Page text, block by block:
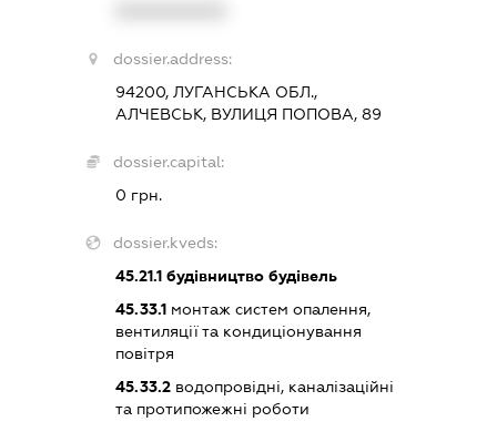
dossier.address:
94200, ЛУГАНСЬКА ОБЛ.,
АЛЧЕВСЬК, ВУЛИЦЯ ПОПОВА, 89
dossier.capital:
0 грн.
dossier.kveds:
45.21.1 будівництво будівель
45.33.1 монтаж систем опалення,
вентиляції та кондиціонування
повітря
45.33.2 водопровідні, каналізаційні
та протипожежні роботи